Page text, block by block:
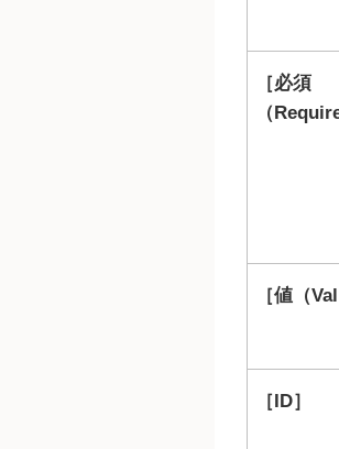
必須
（
値（
ID